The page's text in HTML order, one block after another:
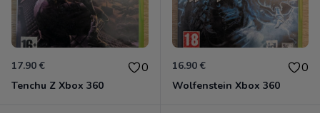
17.90 € 0
Tenchu Z Xbox 360
16.90 € 0
Wolfenstein Xbox 360